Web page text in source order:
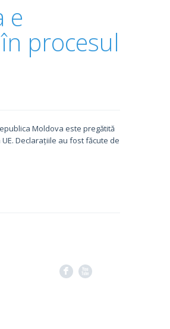
e
procesul
Moldova este pregătită
Declarațiile au fost făcute de
F X